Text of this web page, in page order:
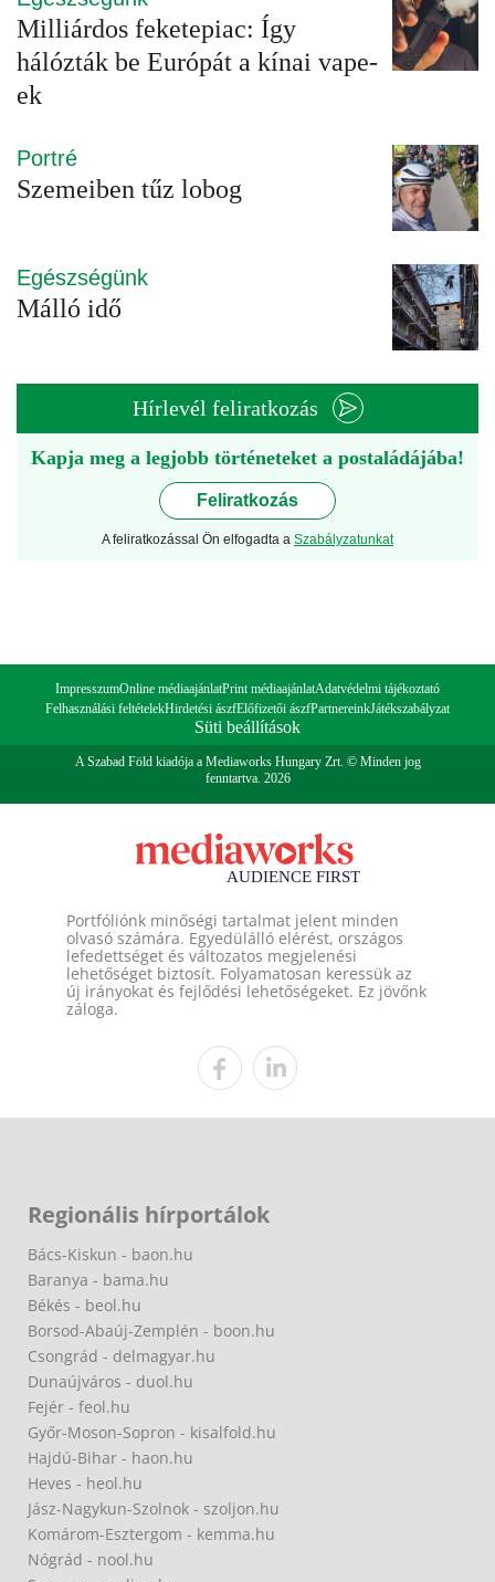
Milliárdos feketepiac: Így
hálózták be Európát a kínai vape-
ek
Portré
Szemeiben tűz lobog
Egészségünk
Málló idő
Hírlevél feliratkozás
Kapja meg a legjobb történeteket a postaládájába!
Feliratkozás
A feliratkozással Ön elfogadta a Szabályzatunkat
ImpresszumOnline médiaajánlatPrint médiaajánlatAdatvédelmi tájékoztató
Felhasználási feltételekHirdetési ászfElőfizetői ászfPartnereinkJátékszabályzat
Süti beállítások
A Szabad Föld kiadója a Mediaworks Hungary Zrt. © Minden jog
fenntartva. 2026
Portfóliónk minőségi tartalmat jelent minden
olvasó számára. Egyedülálló elérést, országos
lefedettséget és változatos megjelenési
lehetőséget biztosít. Folyamatosan keressük az
új irányokat és fejlődési lehetőségeket. Ez jövőnk
záloga.
Regionális hírportálok
Bács-Kiskun - baon.hu
Baranya - bama.hu
Békés - beol.hu
Borsod-Abaúj-Zemplén - boon.hu
Csongrád - delmagyar.hu
Dunaújváros - duol.hu
Fejér - feol.hu
Győr-Moson-Sopron - kisalfold.hu
Hajdú-Bihar - haon.hu
Heves - heol.hu
Jász-Nagykun-Szolnok - szoljon.hu
Komárom-Esztergom - kemma.hu
Nógrád - nool.hu